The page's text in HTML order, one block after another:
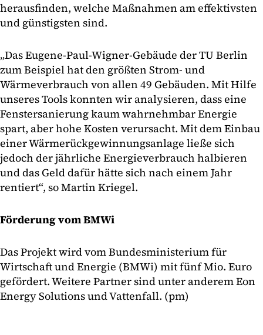
herausfinden, welche Maßnahmen am effektivsten
und günstigsten sind.
„Das Eugene-Paul-Wigner-Gebäude der TU Berlin
zum Beispiel hat den größten Strom- und
Wärmeverbrauch von allen 49 Gebäuden. Mit Hilfe
unseres Tools konnten wir analysieren, dass eine
Fenstersanierung kaum wahrnehmbar Energie
spart, aber hohe Kosten verursacht. Mit dem Einbau
einer Wärmerückgewinnungsanlage ließe sich
jedoch der jährliche Energieverbrauch halbieren
und das Geld dafür hätte sich nach einem Jahr
rentiert“, so Martin Kriegel.
Förderung vom BMWi
Das Projekt wird vom Bundesministerium für
Wirtschaft und Energie (BMWi) mit fünf Mio. Euro
gefördert. Weitere Partner sind unter anderem Eon
Energy Solutions und Vattenfall. (pm)